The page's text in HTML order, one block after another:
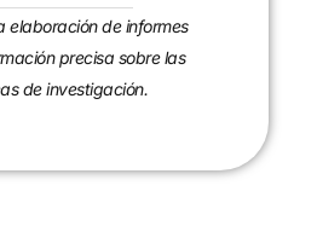
elaboración de informes
precisa sobre las
de investigación.